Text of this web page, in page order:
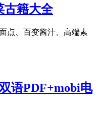
古籍大全
点、百变酱汁、高端素
语PDF+mobi电